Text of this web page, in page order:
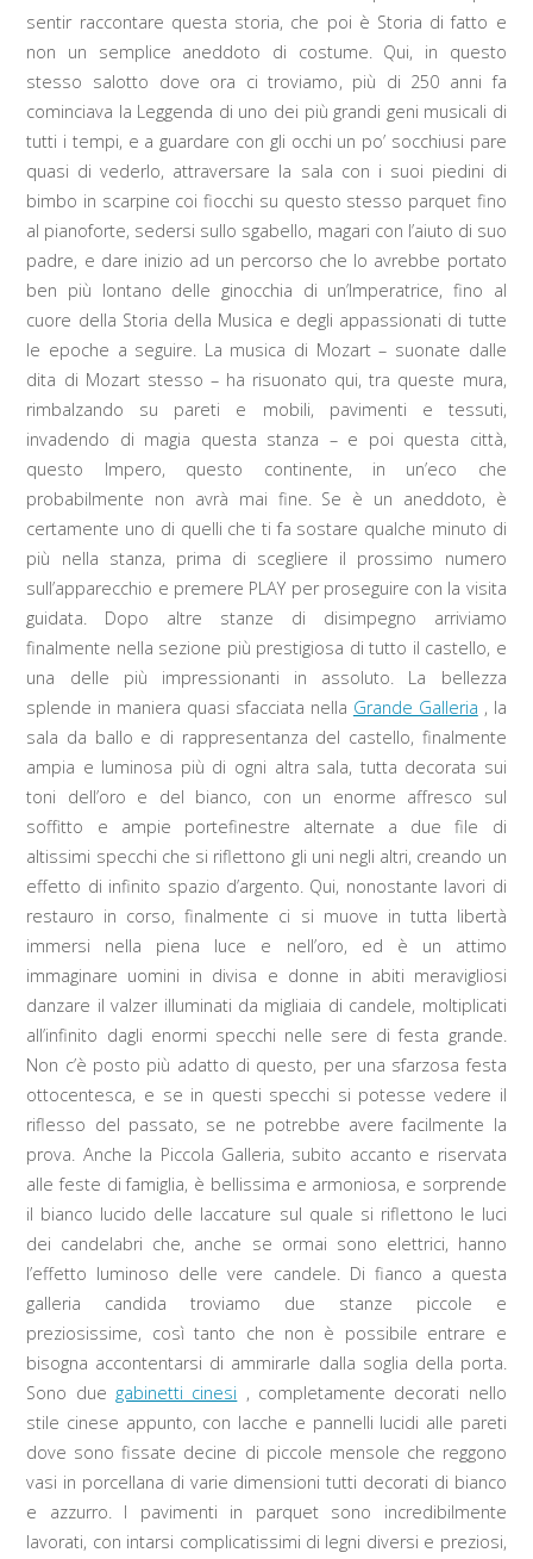
sentir raccontare questa storia, che poi è Storia di fatto e
non un semplice aneddoto di costume. Qui, in questo
stesso salotto dove ora ci troviamo, più di 250 anni fa
cominciava la Leggenda di uno dei più grandi geni musicali di
tutti i tempi, e a guardare con gli occhi un po’ socchiusi pare
quasi di vederlo, attraversare la sala con i suoi piedini di
bimbo in scarpine coi fiocchi su questo stesso parquet fino
al pianoforte, sedersi sullo sgabello, magari con l’aiuto di suo
padre, e dare inizio ad un percorso che lo avrebbe portato
ben più lontano delle ginocchia di un’Imperatrice, fino al
cuore della Storia della Musica e degli appassionati di tutte
le epoche a seguire. La musica di Mozart – suonate dalle
dita di Mozart stesso – ha risuonato qui, tra queste mura,
rimbalzando su pareti e mobili, pavimenti e tessuti,
invadendo di magia questa stanza – e poi questa città,
questo Impero, questo continente, in un’eco che
probabilmente non avrà mai fine. Se è un aneddoto, è
certamente uno di quelli che ti fa sostare qualche minuto di
più nella stanza, prima di scegliere il prossimo numero
sull’apparecchio e premere PLAY per proseguire con la visita
guidata. Dopo altre stanze di disimpegno arriviamo
finalmente nella sezione più prestigiosa di tutto il castello, e
una delle più impressionanti in assoluto. La bellezza
splende in maniera quasi sfacciata nella Grande Galleria , la
sala da ballo e di rappresentanza del castello, finalmente
ampia e luminosa più di ogni altra sala, tutta decorata sui
toni dell’oro e del bianco, con un enorme affresco sul
soffitto e ampie portefinestre alternate a due file di
altissimi specchi che si riflettono gli uni negli altri, creando un
effetto di infinito spazio d’argento. Qui, nonostante lavori di
restauro in corso, finalmente ci si muove in tutta libertà
immersi nella piena luce e nell’oro, ed è un attimo
immaginare uomini in divisa e donne in abiti meravigliosi
danzare il valzer illuminati da migliaia di candele, moltiplicati
all’infinito dagli enormi specchi nelle sere di festa grande.
Non c’è posto più adatto di questo, per una sfarzosa festa
ottocentesca, e se in questi specchi si potesse vedere il
riflesso del passato, se ne potrebbe avere facilmente la
prova. Anche la Piccola Galleria, subito accanto e riservata
alle feste di famiglia, è bellissima e armoniosa, e sorprende
il bianco lucido delle laccature sul quale si riflettono le luci
dei candelabri che, anche se ormai sono elettrici, hanno
l’effetto luminoso delle vere candele. Di fianco a questa
galleria candida troviamo due stanze piccole e
preziosissime, così tanto che non è possibile entrare e
bisogna accontentarsi di ammirarle dalla soglia della porta.
Sono due gabinetti cinesi , completamente decorati nello
stile cinese appunto, con lacche e pannelli lucidi alle pareti
dove sono fissate decine di piccole mensole che reggono
vasi in porcellana di varie dimensioni tutti decorati di bianco
e azzurro. I pavimenti in parquet sono incredibilmente
lavorati, con intarsi complicatissimi di legni diversi e preziosi,